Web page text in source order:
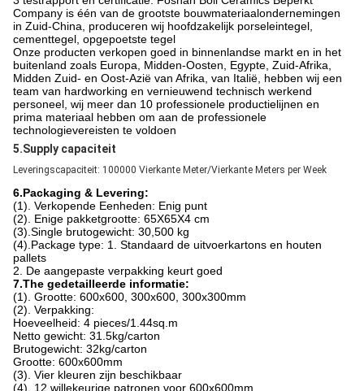
Company is één van de grootste bouwmateriaalondernemingen
in Zuid-China, produceren wij hoofdzakelijk porseleintegel,
cementtegel, opgepoetste tegel
Onze producten verkopen goed in binnenlandse markt en in het
buitenland zoals Europa, Midden-Oosten, Egypte, Zuid-Afrika,
Midden Zuid- en Oost-Azië van Afrika, van Italië, hebben wij een
team van hardworking en vernieuwend technisch werkend
personeel, wij meer dan 10 professionele productielijnen en
prima materiaal hebben om aan de professionele
technologievereisten te voldoen
5.Supply capaciteit
Leveringscapaciteit: 100000 Vierkante Meter/Vierkante Meters per Week
6.Packaging & Levering:
(1). Verkopende Eenheden: Enig punt
(2). Enige pakketgrootte: 65X65X4 cm
(3).Single brutogewicht: 30,500 kg
(4).Package type: 1. Standaard de uitvoerkartons en houten
pallets
2. De aangepaste verpakking keurt goed
7.The gedetailleerde informatie:
(1). Grootte: 600x600, 300x600, 300x300mm
(2). Verpakking:
Hoeveelheid: 4 pieces/1.44sq.m
Netto gewicht: 31.5kg/carton
Brutogewicht: 32kg/carton
Grootte: 600x600mm
(3). Vier kleuren zijn beschikbaar
(4). 12 willekeurige patronen voor 600x600mm